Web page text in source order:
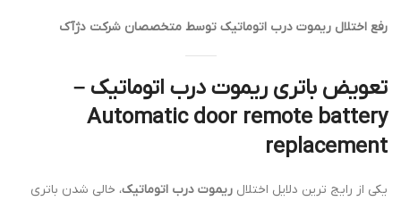
رفع اختلال ریموت درب اتوماتیک توسط متخصصان شرکت دژآک
تعویض باتری ریموت درب اتوماتیک –
Automatic door remote battery
replacement
یکی از رایج ترین دلایل اختلال ریموت درب اتوماتیک، خالی شدن باتری